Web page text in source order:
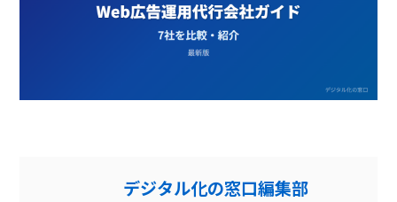
デジタル化の窓口編集部